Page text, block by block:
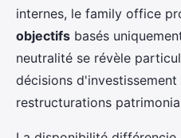
internes, le family office
objectifs basés
neutralité se révèle
décisions
restructurations